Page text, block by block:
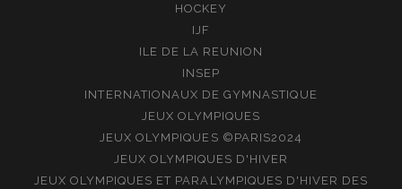
HOCKEY
IJF
ILE DE LA REUNION
INSEP
INTERNATIONAUX DE GYMNASTIQUE
JEUX OLYMPIQUES
JEUX OLYMPIQUES ©PARIS2024
JEUX OLYMPIQUES D'HIVER
JEUX OLYMPIQUES ET PARALYMPIQUES D'HIVER DES